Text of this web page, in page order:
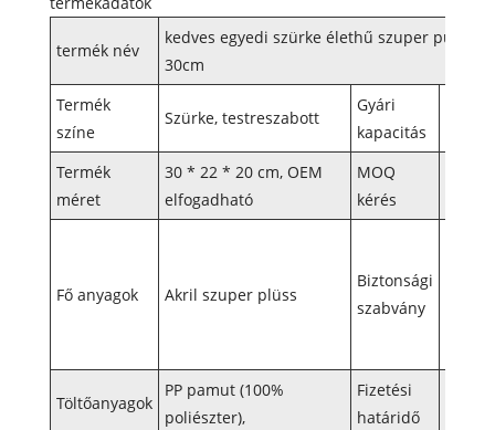
termék név
kedves egyedi szürke élethű szuper puha
30cm
Termék
színe
Szürke, testreszabott
Gyári
kapacitás
Termék
méret
30 * 22 * ​​20 cm, OEM
elfogadható
MOQ
kérés
Fő anyagok Akril szuper plüss
Biztonsági
szabvány
Töltőanyagok
PP pamut (100%
poliészter),
Fizetési
határidő